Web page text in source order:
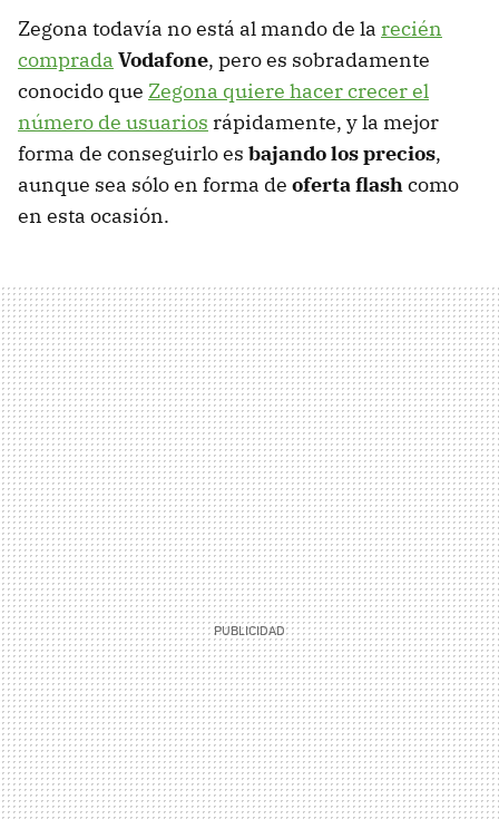
Zegona todavía no está al mando de la recién
comprada Vodafone, pero es sobradamente
conocido que Zegona quiere hacer crecer el
número de usuarios rápidamente, y la mejor
forma de conseguirlo es bajando los precios,
aunque sea sólo en forma de oferta flashcomo
en esta ocasión.